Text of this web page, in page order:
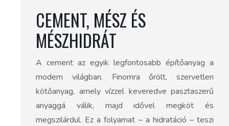
CEMENT, MÉSZ ÉS
MÉSZHIDRÁT
A cement az egyik legfontosabb építőanyag a
modern világban. Finomra őrölt, szervetlen
kötőanyag, amely vízzel keveredve pasztaszerű
anyaggá válik, majd idővel megköt és
megszilárdul. Ez a folyamat – a hidratáció – teszi